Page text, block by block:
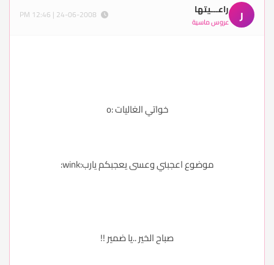
ر راعـــيتها
عروس ماسية
خواتي الغاليات :o
موضوع اعجبني وعسى يعجبكم يارب:wink:
صباح الخير ..يا ضمير !!